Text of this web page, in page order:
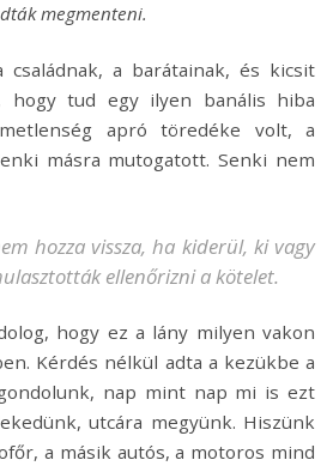
megmenteni.
családnak, a barátainak, és kicsit
hogy tud egy ilyen banális hiba
apró töredéke volt, a
másra mutogatott. Senki nem
hozza vissza, ha kiderül, ki vagy
ellenőrizni a kötelet.
hogy ez a lány milyen vakon
Kérdés nélkül adta a kezükbe a
nap mint nap mi is ezt
utcára megyünk. Hiszünk
a másik autós, a motoros mind